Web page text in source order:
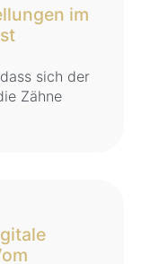
im
sich der
Zähne